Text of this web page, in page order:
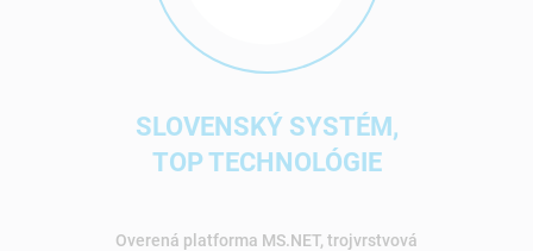
SLOVENSKÝ SYSTÉM,
TOP TECHNOLÓGIE
Overená platforma MS.NET, trojvrstvová